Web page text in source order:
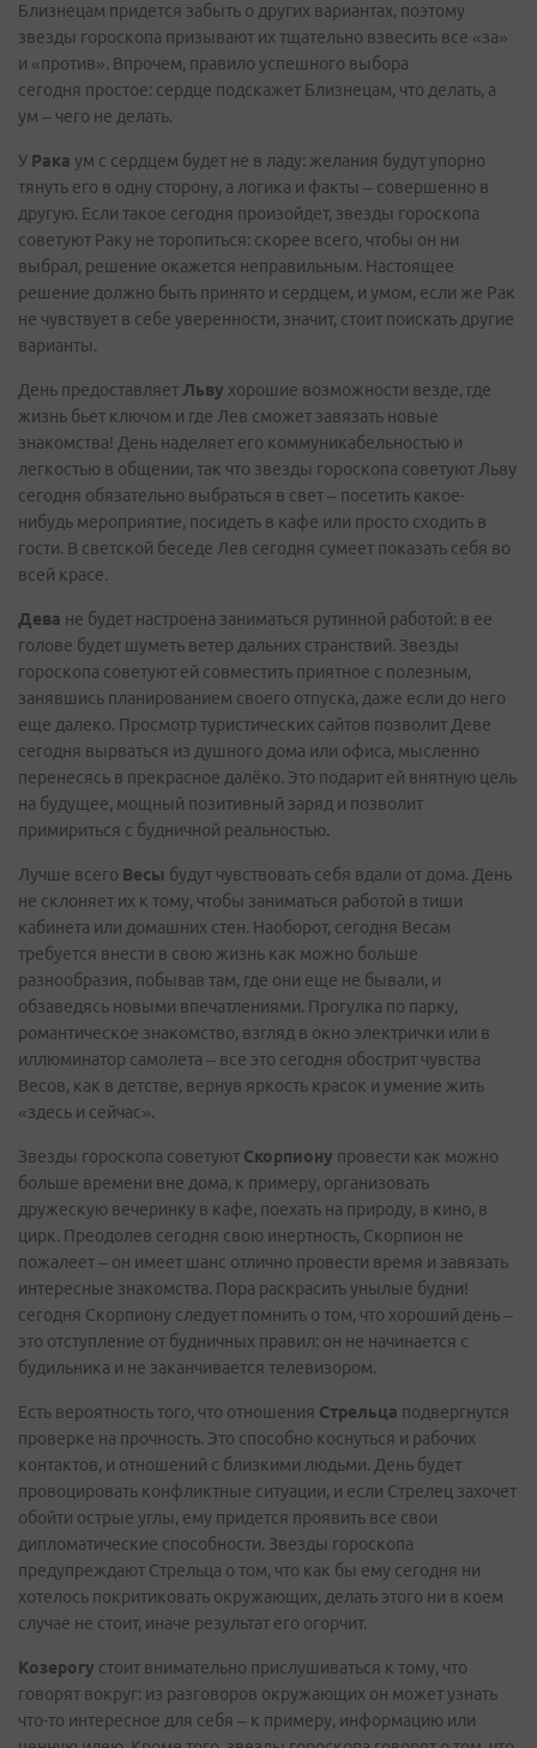
Близнецам придется забыть о других вариантах, поэтому
звезды гороскопа призывают их тщательно взвесить все «за»
и «против». Впрочем, правило успешного выбора
сегодня простое: сердце подскажет Близнецам, что делать, а
ум – чего не делать.
У Рака ум с сердцем будет не в ладу: желания будут упорно
тянуть его в одну сторону, а логика и факты – совершенно в
другую. Если такое сегодня произойдет, звезды гороскопа
советуют Раку не торопиться: скорее всего, чтобы он ни
выбрал, решение окажется неправильным. Настоящее
решение должно быть принято и сердцем, и умом, если же Рак
не чувствует в себе уверенности, значит, стоит поискать другие
варианты.
День предоставляетЛьву хорошие возможности везде, где
жизнь бьет ключом и где Лев сможет завязать новые
знакомства! День наделяет его коммуникабельностью и
легкостью в общении, так что звезды гороскопа советуют Льву
сегодня обязательно выбраться в свет – посетить какое-
нибудь мероприятие, посидеть в кафе или просто сходить в
гости. В светской беседе Лев сегодня сумеет показать себя во
всей красе.
Дева не будет настроена заниматься рутинной работой: в ее
голове будет шуметь ветер дальних странствий. Звезды
гороскопа советуют ей совместить приятное с полезным,
занявшись планированием своего отпуска, даже если до него
еще далеко. Просмотр туристических сайтов позволит Деве
сегодня вырваться из душного дома или офиса, мысленно
перенесясь в прекрасное далёко. Это подарит ей внятную цель
на будущее, мощный позитивный заряд и позволит
примириться с будничной реальностью.
Лучше всего Весы будут чувствовать себя вдали от дома. День
не склоняет их к тому, чтобы заниматься работой в тиши
кабинета или домашних стен. Наоборот, сегодня Весам
требуется внести в свою жизнь как можно больше
разнообразия, побывав там, где они еще не бывали, и
обзаведясь новыми впечатлениями. Прогулка по парку,
романтическое знакомство, взгляд в окно электрички или в
иллюминатор самолета – все это сегодня обострит чувства
Весов, как в детстве, вернув яркость красок и умение жить
«здесь и сейчас».
Звезды гороскопа советуют Скорпиону провести как можно
больше времени вне дома, к примеру, организовать
дружескую вечеринку в кафе, поехать на природу, в кино, в
цирк. Преодолев сегодня свою инертность, Скорпион не
пожалеет – он имеет шанс отлично провести время и завязать
интересные знакомства. Пора раскрасить унылые будни!
сегодня Скорпиону следует помнить о том, что хороший день –
это отступление от будничных правил: он не начинается с
будильника и не заканчивается телевизором.
Есть вероятность того, что отношения Стрельца подвергнутся
проверке на прочность. Это способно коснуться и рабочих
контактов, и отношений с близкими людьми. День будет
провоцировать конфликтные ситуации, и если Стрелец захочет
обойти острые углы, ему придется проявить все свои
дипломатические способности. Звезды гороскопа
предупреждают Стрельца о том, что как бы ему сегодня ни
хотелось покритиковать окружающих, делать этого ни в коем
случае не стоит, иначе результат его огорчит.
Козерогу стоит внимательно прислушиваться к тому, что
говорят вокруг: из разговоров окружающих он может узнать
что-то интересное для себя – к примеру, информацию или